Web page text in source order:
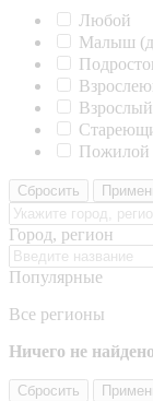
Любой
Малыш
Пожилой
Сбросить
Город, регион
Популярные
Все регионы
Ничего не найдено
Сбросить